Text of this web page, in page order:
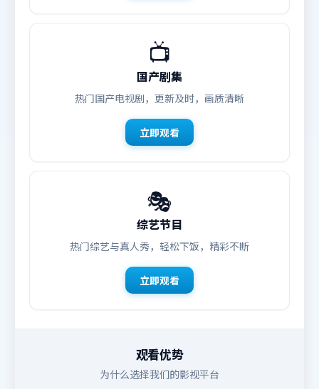
📺
国产剧集
热门国产电视剧，更新及时，画质清晰
立即观看
🎭
综艺节目
热门综艺与真人秀，轻松下饭，精彩不断
立即观看
观看优势
为什么选择我们的影视平台